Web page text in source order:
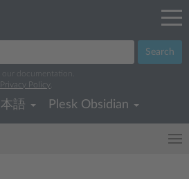
Search
our documentation.
Privacy Policy
語 Plesk Obsidian